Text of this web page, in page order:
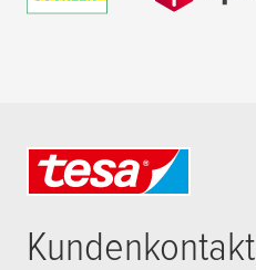
Kundenkontakt